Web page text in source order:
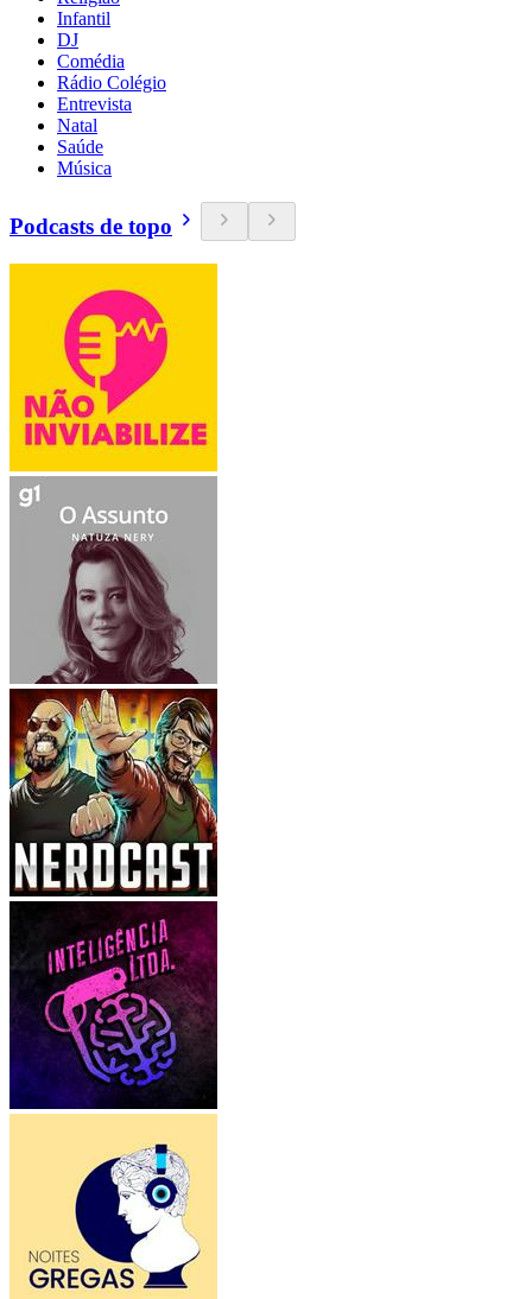
Infantil
DJ
Comédia
Rádio Colégio
Entrevista
Natal
Saúde
Música
Podcasts de topo